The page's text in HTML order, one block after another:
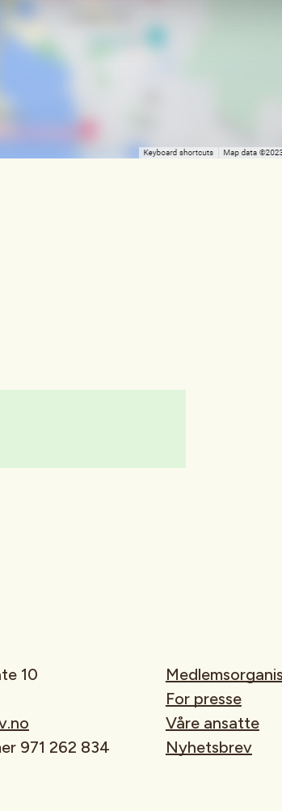
10
971 262 834
For presse
Våre ansatte
Nyhetsbrev